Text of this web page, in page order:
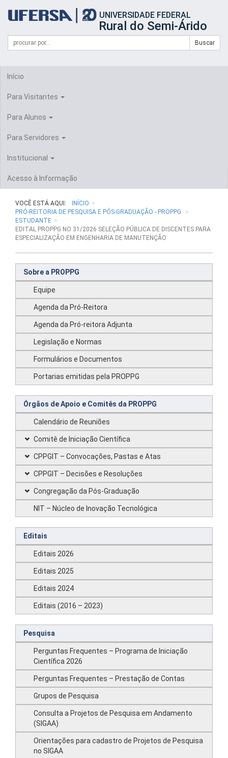
portal
UFERSA
UNIVERSIDADE FEDERAL
Rural do Semi-Árido
Formulário
Busca
Campo
de
Buscar
Início
Para Visitantes
Para Alunos
Para Servidores
Institucional
Acesso à Informação
VOCÊ ESTÁ AQUI:
INÍCIO
PRÓ-REITORIA DE PESQUISA E PÓS-GRADUAÇÃO - PROPPG
ESTUDANTE
EDITAL PROPPG NO 31/2026 SELEÇÃO PÚBLICA DE DISCENTES PARA
ESPECIALIZAÇÃO EM ENGENHARIA DE MANUTENÇÃO
Sobre a PROPPG
Equipe
Agenda da Pró-Reitora
Agenda da Pró-reitora Adjunta
Legislação e Normas
Formulários e Documentos
Portarias emitidas pela PROPPG
Órgãos de Apoio e Comitês da PROPPG
Calendário de Reuniões
Comitê de Iniciação Científica
CPPGIT – Convocações, Pastas e Atas
CPPGIT – Decisões e Resoluções
Congregação da Pós-Graduação
NIT – Núcleo de Inovação Tecnológica
Editais
Editais 2026
Editais 2025
Editais 2024
Editais (2016 – 2023)
Pesquisa
Perguntas Frequentes – Programa de Iniciação
Científica 2026
Perguntas Frequentes – Prestação de Contas
Grupos de Pesquisa
Consulta a Projetos de Pesquisa em Andamento
(SIGAA)
Orientações para cadastro de Projetos de Pesquisa
no SIGAA